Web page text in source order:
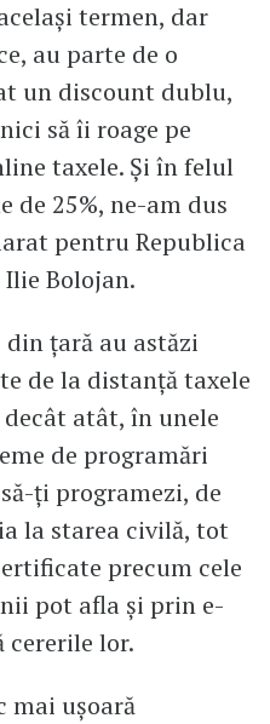
termen, dar
au parte de o
un discount dublu,
să îi roage pe
taxele. Și în felul
de 25%, ne-am dus
pentru Republica
Bolojan.
țară au astăzi
de la distanță taxele
atât, în unele
de programări
ți programezi, de
la starea civilă, tot
precum cele
pot afla și prin e-
cererile lor.
mai ușoară